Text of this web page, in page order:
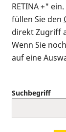
RETINA +"
füllen Sie den
direkt Zugriff
Wenn Sie
auf eine
Suchbegriff